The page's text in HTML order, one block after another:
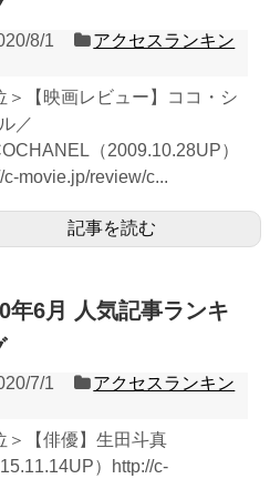
8/1
アクセスランキン
＞【映画レビュー】ココ・シ
／
（2009.10.28UP）
c-movie.jp/review/c...
記事を読む
年6月 人気記事ランキ
7/1
アクセスランキン
＞【俳優】生田斗真
）http://c-